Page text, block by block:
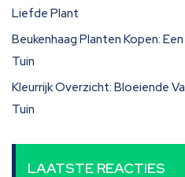
Liefde Plant
Beukenhaag Planten Kopen:
Tuin
Kleurrijk Overzicht: Bloeiende
Tuin
LAATSTE REACTIES